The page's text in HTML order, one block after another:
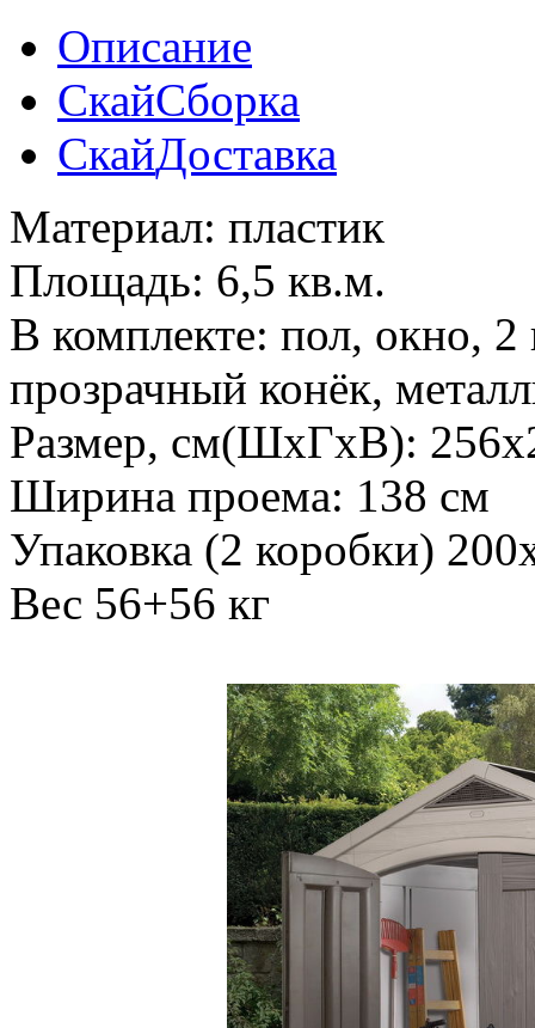
Описание
СкайСборка
СкайДоставка
Материал: пластик
Площадь: 6,5 кв.м.
В комплекте: пол, окно, 2
прозрачный конёк,
Размер, см(ШхГхВ):
Ширина проема: 138 см
Упаковка (2 коробки)
Вес 56+56 кг